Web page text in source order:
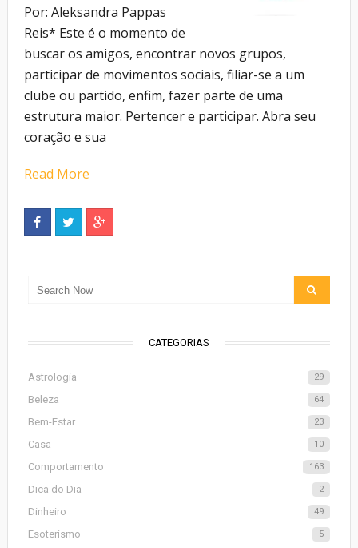
Por: Aleksandra Pappas
Reis* Este é o momento de
buscar os amigos, encontrar novos grupos,
participar de movimentos sociais, filiar-se a um
clube ou partido, enfim, fazer parte de uma
estrutura maior. Pertencer e participar. Abra seu
coração e sua
Read More
CATEGORIAS
Astrologia 29
Beleza 64
Bem-Estar 23
Casa 10
Comportamento 163
Dica do Dia 2
Dinheiro 49
Esoterismo 5